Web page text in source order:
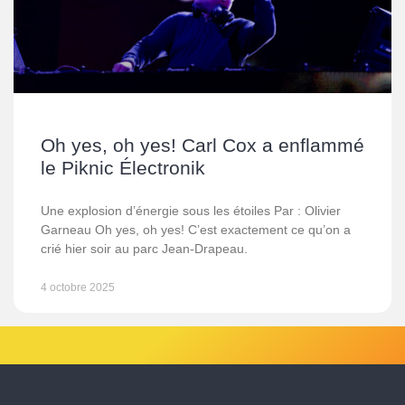
Oh yes, oh yes! Carl Cox a enflammé
le Piknic Électronik
Une explosion d’énergie sous les étoiles Par : Olivier
Garneau Oh yes, oh yes! C’est exactement ce qu’on a
crié hier soir au parc Jean‑Drapeau.
4 octobre 2025